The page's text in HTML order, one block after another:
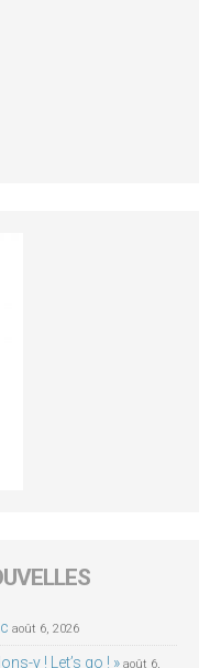
août 6, 2026
y ! Let’s go ! » août 6,